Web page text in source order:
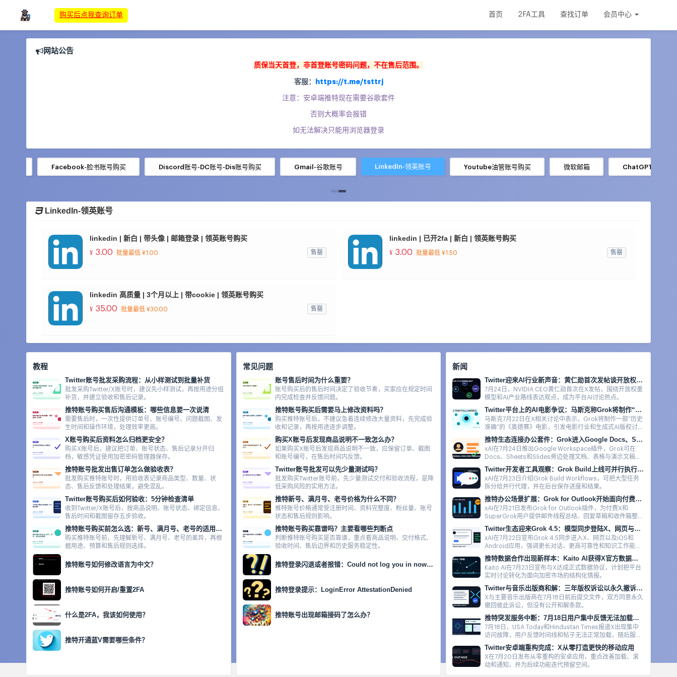
购买后点我查询订单 首页 2FA工具 查找订单 会员中心
网站公告
质保当天首登， 非首登账号密码问题，不在售后范围。
客服： https://t.me/tsttrj
注意：安卓端推特现在需要谷歌套件
否则大概率会报错
如无法解决只能用浏览器登录
Facebook-脸书账号购买 Discord账号-DC账号-Dis账号购买 Gmail-谷歌账号 LinkedIn-领英账号 Youtube油管账号购买 微软邮箱 ChatGPT账号
LinkedIn-领英账号
linkedin | 新白 | 带头像 | 邮箱登录 | 领英账号购买
¥ 3.00 批量最低 ¥1.00 售罄
linkedin | 已开2fa | 新白 | 领英账号购买
¥ 3.00 批量最低 ¥1.50 售罄
linkedin 高质量 | 3个月以上 | 带cookie | 领英账号购买
¥ 35.00 批量最低 ¥30.00 售罄
教程
Twitter账号批发采购流程：从小样测试到批量补货
批发采购Twitter/X账号时，建议先小样测试，再按用途分组
补货，并建立验收和售后记录。
推特账号购买售后沟通模板：哪些信息要一次说清
需要售后时，一次性提供订单号、账号编号、问题截图、发
生时间和操作环境，处理效率更高。
X账号购买后资料怎么归档更安全？
购买X账号后，建议把订单、账号状态、售后记录分开归
档，敏感凭证使用加密密码管理器保存。
推特账号批发出售订单怎么做验收表？
批发购买推特账号时，用验收表记录商品类型、数量、状
态、售后反馈和处理结果，避免混乱。
Twitter账号购买后如何验收：5分钟检查清单
收到Twitter/X账号后，按商品说明、账号状态、绑定信息、
售后时间和截图留存五步验收。
推特账号购买前怎么选：新号、满月号、老号的适用场景
购买推特账号前，先理解新号、满月号、老号的差异，再根
据用途、预算和售后规则选择。
推特账号如何修改语言为中文？
推特账号如何开启/重置2FA
什么是2FA，我该如何使用？
推特开通蓝V需要哪些条件？
常见问题
账号售后时间为什么重要？
账号购买后的售后时间决定了验收节奏，买家应在规定时间
内完成检查并反馈问题。
推特账号购买后需要马上修改资料吗？
购买推特账号后，不建议急着连续修改大量资料，先完成验
收和记录，再按用途逐步调整。
购买X账号后发现商品说明不一致怎么办？
如果购买X账号后发现商品说明不一致，应保留订单、截图
和账号编号，在售后时间内反馈。
Twitter账号批发可以先少量测试吗？
批发购买Twitter账号前，先少量测试交付和验收流程，是降
低采购风险的实用方法。
推特新号、满月号、老号价格为什么不同？
推特账号价格通常受注册时间、资料完整度、粉丝量、账号
状态和售后规则影响。
推特账号购买靠谱吗？主要看哪些判断点
判断推特账号购买是否靠谱，重点看商品说明、交付格式、
验收时间、售后边界和历史服务稳定性。
推特登录闪退或者报错：Could not log you in now......
推特登录提示：LoginError AttestationDenied
推特账号出现邮箱接码了怎么办？
新闻
Twitter迎来AI行业新声音：黄仁勋首次发帖谈开放权重模型
7月24日，NVIDIA CEO黄仁勋首次在X发帖，围绕开放权重
模型和AI产业路线表达观点，成为平台AI讨论热点。
Twitter平台上的AI电影争议：马斯克称Grok将制作“历史准确”的《奥德赛》
马斯克7月22日在X相关讨论中表示，Grok将制作一部“历史
准确”的《奥德赛》电影，引发电影行业和生成式AI版权讨
论。
推特生态连接办公套件：Grok进入Google Docs、Sheets与Slides
xAI在7月24日推出Google Workspace插件，Grok可在
Docs、Sheets和Slides旁边处理文档、表格与演示文稿，
并支持引用来源。
Twitter开发者工具观察：Grok Build上线可并行执行的Workflows
xAI在7月23日介绍Grok Build Workflows，可把大型任务
拆分给并行代理，并在后台保存进度和结果。
推特办公场景扩展：Grok for Outlook开始面向付费用户提供
xAI在7月21日发布Grok for Outlook插件，为付费X和
SuperGrok用户提供邮件线程总结、回复草稿和收件箱整理
Twitter生态迎来Grok 4.5：模型同步登陆X、网页与移动端
xAI在7月22日宣布Grok 4.5同步进入X、网页以及iOS和
Android应用，强调更长对话、更高可靠性和知识工作能
力。
推特数据合作出现新样本：Kaito AI获得X官方数据协议
Kaito AI在7月23日宣布与X达成正式数据协议，计划把平台
实时讨论转化为面向加密市场的结构化情报。
Twitter与音乐出版商和解：三年版权诉讼以永久撤诉收尾
X与主要音乐出版商在7月18日前后提交文件，双方同意永久
撤回彼此诉讼，但没有公开和解条款。
推特突发服务中断：7月18日用户集中反馈无法加载内容
7月18日，USA Today和Hindustan Times报道X出现集中
访问故障，用户反馈时间线和帖子无法正常加载，随后服务
逐步恢复。
Twitter安卓端重构完成：X从零打造更快的移动应用
X在7月20日发布从零重构的安卓应用，重点改善加载、滚
动和通知，并为后续功能迭代预留空间。